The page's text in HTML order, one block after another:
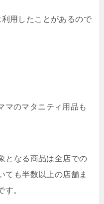
用したことがあるので
マのマタニティ用品も
となる商品は全店での
ても半数以上の店舗ま
す。